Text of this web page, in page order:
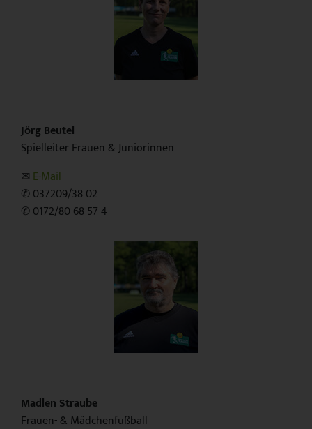
Jörg Beutel
Spielleiter Frauen & Juniorinnen
✉︎ E-Mail
✆ 037209/38 02
✆ 0172/80 68 57 4
Madlen Straube
Frauen- & Mädchenfußball